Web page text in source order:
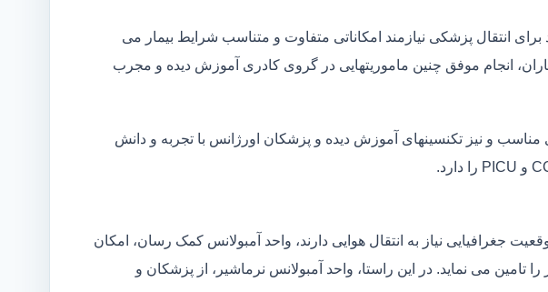
انتقال پزشکی نیازمند امکاناتی متفاوت و متناسب شرایط بیمار می
انجام موفق چنین ماموریتهایی در گروی کادری آموزش دیده و مجرب
مناسب و نیز تکنسینهای آموزش دیده و پزشکان اورژانس با تجربه و دانش
جغرافیایی نیاز به انتقال هوایی دارند، واحد آمبولانس کمک رسان، امکان
تامین می نماید. در این راستا، واحد آمبولانس نرماشیر، از پزشکان و